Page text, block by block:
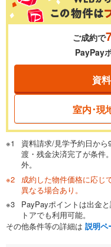
0.01%
一般的には最長35年ま
が完済時の年齢は80歳
閉じる
頭金
0万円
自己資金から住宅購入
い。一般的には物件価
閉じる
ボーナス
ご成約で
PayPay
資
室内･現
資料請求/見学予約日か
渡・残金決済完了が条件
外。
成約した物件価格に応じ
異なる場合あり。
PayPayポイントは出金
トアでも利用可能。
その他条件等の詳細は 説明ペ